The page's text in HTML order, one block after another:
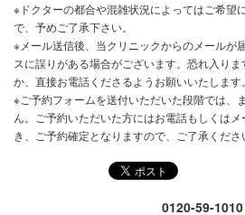
※ドクターの都合や混雑状況によってはご希望
で、予めご了承下さい。
※メール送信後、当クリニックからのメールが
スに誤りがある場合がございます。恐れ入り
か、直接お電話くださるようお願いいたします。
※ご予約フォームを送付いただいた段階では、
ん。ご予約いただいた方にはお電話もしくは
き、ご予約確定となりますので、ご了承くださ
0120-59-1010